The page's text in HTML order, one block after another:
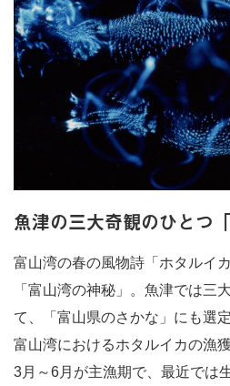
魚津の三大奇観のひとつ
富山湾の春の風物詩「ホタルイ
「富山湾の神秘」。魚津では三
て、「富山県のさかな」にも選
富山湾におけるホタルイカの漁
3月～6月が主漁期で、最近では